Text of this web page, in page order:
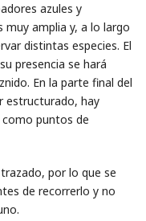
azules y
muy amplia y, a lo largo
distintas especies. El
presencia se hará
En la parte final del
estructurado, hay
puntos de
por lo que se
de recorrerlo y no